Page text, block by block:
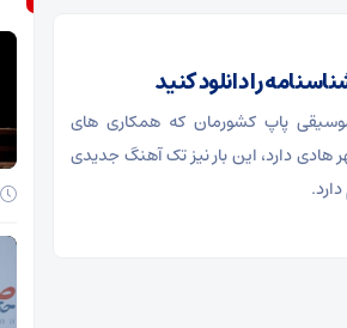
را دانلود کنید
پاپ کشورمان که همکاری های
هادی دارد، این بار نیز تک آهنگ جدیدی